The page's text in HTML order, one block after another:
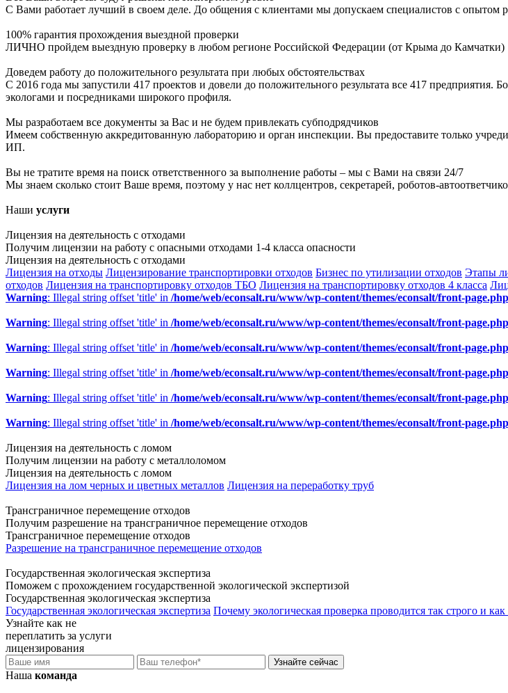
С Вами работает лучший в своем деле. До общения с клиентами мы допускаем специалистов с опытом
100% гарантия прохождения выездной проверки
ЛИЧНО пройдем выездную проверку в любом регионе Российской Федерации (от Крыма до Камчатки)
Доведем работу до положительного результата при любых обстоятельствах
С 2016 года мы запустили 417 проектов и довели до положительного результата все 417
экологами и посредниками широкого профиля.
Мы разработаем все документы за Вас и не будем привлекать субподрядчиков
Имеем собственную аккредитованную лабораторию и орган инспекции. Вы предоставите только
ИП.
Вы не тратите время на поиск ответственного за выполнение работы – мы с Вами на связи 24/7
Мы знаем сколько стоит Ваше время, поэтому у нас нет коллцентров, секретарей, роботов-
Наши услуги
Лицензия на деятельность с отходами
Получим лицензии на работу с опасными отходами 1-4 класса опасности
Лицензия на деятельность с отходами
Лицензия на отходы Лицензирование транспортировки отходов Бизнес по утилизации отходов Этапы
отходов Лицензия на транспортировку отходов ТБО Лицензия на транспортировку отходов 4 класса
Warning: Illegal string offset 'title' in /home/web/econsalt.ru/www/wp-content/themes/econsalt/front-page.php
Warning: Illegal string offset 'title' in /home/web/econsalt.ru/www/wp-content/themes/econsalt/front-page.php
Warning: Illegal string offset 'title' in /home/web/econsalt.ru/www/wp-content/themes/econsalt/front-page.php
Warning: Illegal string offset 'title' in /home/web/econsalt.ru/www/wp-content/themes/econsalt/front-page.php
Warning: Illegal string offset 'title' in /home/web/econsalt.ru/www/wp-content/themes/econsalt/front-page.php
Warning: Illegal string offset 'title' in /home/web/econsalt.ru/www/wp-content/themes/econsalt/front-page.php
Лицензия на деятельность с ломом
Получим лицензии на работу с металлоломом
Лицензия на деятельность с ломом
Лицензия на лом черных и цветных металлов Лицензия на переработку труб
Трансграничное перемещение отходов
Получим разрешение на трансграничное перемещение отходов
Трансграничное перемещение отходов
Разрешение на трансграничное перемещение отходов
Государственная экологическая экспертиза
Поможем с прохождением государственной экологической экспертизой
Государственная экологическая экспертиза
Государственная экологическая экспертиза Почему экологическая проверка проводится так строго и
Узнайте как не
переплатить за услуги
лицензирования
Узнайте сейчас
Наша команда